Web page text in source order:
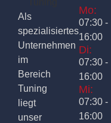
Als
spezialisiertes
Unternehmen
im
Bereich
Tuning
liegt
unser
Mo:
07:30 -
16:00
Di:
07:30 -
16:00
Mi:
07:30 -
16:00